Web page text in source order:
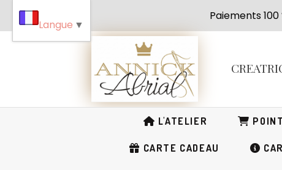
L'ATELIER
CARTE CADEAU
Langue ▼